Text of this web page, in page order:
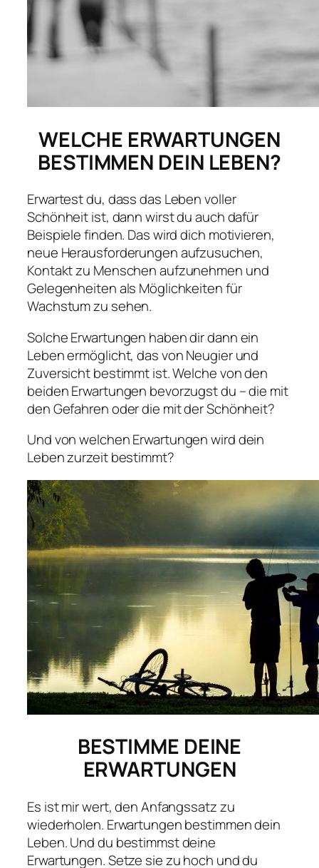
WELCHE ERWARTUNGEN
BESTIMMEN DEIN LEBEN?
Erwartest du, dass das Leben voller
Schönheit ist, dann wirst du auch dafür
Beispiele finden. Das wird dich motivieren,
neue Herausforderungen aufzusuchen,
Kontakt zu Menschen aufzunehmen und
Gelegenheiten als Möglichkeiten für
Wachstum zu sehen.
Solche Erwartungen haben dir dann ein
Leben ermöglicht, das von Neugier und
Zuversicht bestimmt ist. Welche von den
beiden Erwartungen bevorzugst du – die mit
den Gefahren oder die mit der Schönheit?
Und von welchen Erwartungen wird dein
Leben zurzeit bestimmt?
BESTIMME DEINE
ERWARTUNGEN
Es ist mir wert, den Anfangssatz zu
wiederholen. Erwartungen bestimmen dein
Leben. Und du bestimmst deine
Erwartungen. Setze sie zu hoch und du